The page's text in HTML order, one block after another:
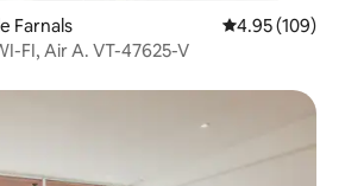
Farnals 4.95 out of 5
4.95 (109)
FI, Air A. VT-47625-V